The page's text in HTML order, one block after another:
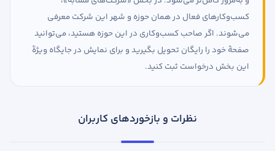
کسب‌وکارهای فعال در همان حوزه و شهر این شرکت معرفی
می‌شوند. اگر صاحب کسب‌وکاری در این حوزه هستید، می‌توانید
صفحهٔ خود را رایگان تحویل بگیرید و برای نمایش در جایگاه ویژهٔ
این بخش درخواست ثبت کنید.
نظرات و بازخوردهای کاربران